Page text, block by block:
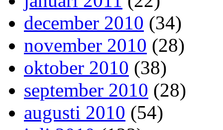
december 2010 (34)
november 2010 (28)
oktober 2010 (38)
september 2010 (28)
augusti 2010 (54)